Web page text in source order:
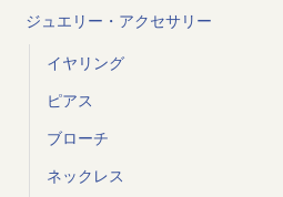
ジュエリー・アクセサリー
イヤリング
ピアス
ブローチ
ネックレス